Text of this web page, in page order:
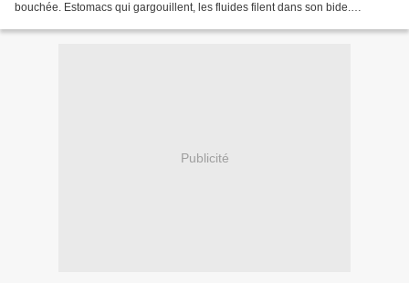
bouchée. Estomacs qui gargouillent, les fluides filent dans son bide.
Publicité